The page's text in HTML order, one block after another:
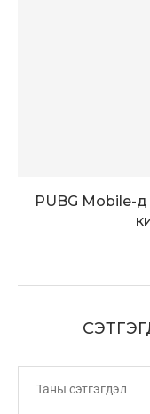
PUBG Mobile-д